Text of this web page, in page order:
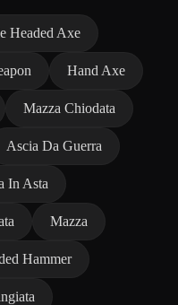
Headed Axe
Hand Axe
Mazza Chiodata
Ascia Da Guerra
In Asta
Mazza
Hammer